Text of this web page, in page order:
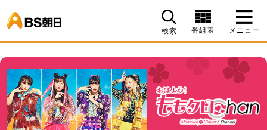
検索 番組表 メニュー